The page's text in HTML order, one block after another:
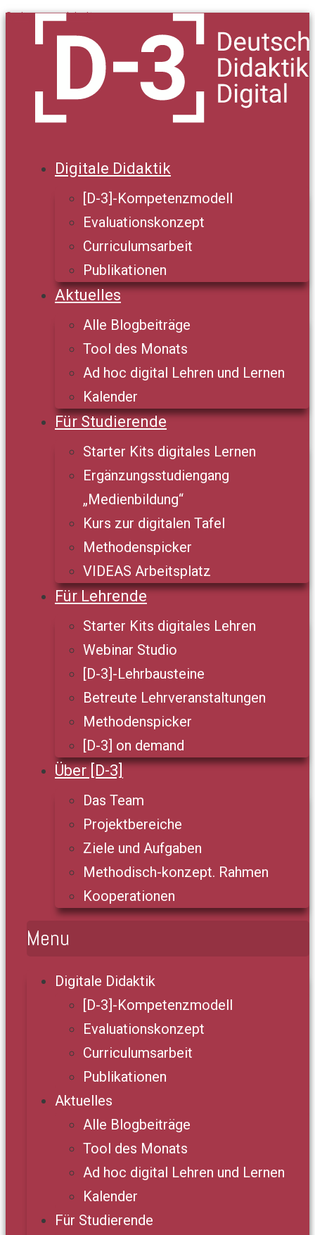
Springe zum Inhalt
Digitale Didaktik
[D-3]-Kompetenzmodell
Evaluationskonzept
Curriculumsarbeit
Publikationen
Aktuelles
Alle Blogbeiträge
Tool des Monats
Ad hoc digital Lehren und Lernen
Kalender
Für Studierende
Starter Kits digitales Lernen
Ergänzungsstudiengang
„Medienbildung“
Kurs zur digitalen Tafel
Methodenspicker
VIDEAS Arbeitsplatz
Für Lehrende
Starter Kits digitales Lehren
Webinar Studio
[D-3]-Lehrbausteine
Betreute Lehrveranstaltungen
Methodenspicker
[D-3] on demand
Über [D-3]
Das Team
Projektbereiche
Ziele und Aufgaben
Methodisch-konzept. Rahmen
Kooperationen
Menu
Digitale Didaktik
[D-3]-Kompetenzmodell
Evaluationskonzept
Curriculumsarbeit
Publikationen
Aktuelles
Alle Blogbeiträge
Tool des Monats
Ad hoc digital Lehren und Lernen
Kalender
Für Studierende